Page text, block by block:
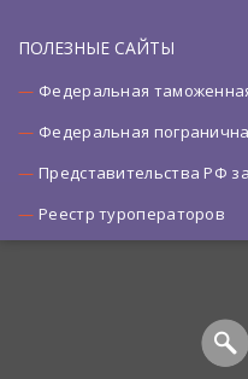
ПОЛЕЗНЫЕ САЙТЫ
Федеральная
Федеральная
Представительства РФ
Реестр туроператоров